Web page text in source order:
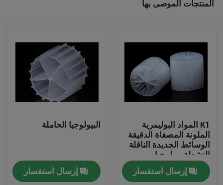
المنتجات الموصى بها
K1 المواد البوليمرية
الملونة المصفاة الدقيقة
الوسائط الجديدة الناقلة
النشطة بيولوجيا
إرسال استفسار
البيولوجيا الحاملة
إرسال استفسار